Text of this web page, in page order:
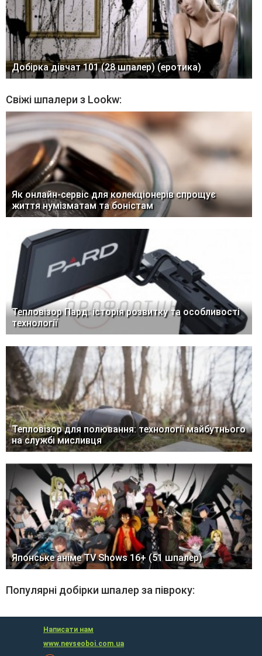
Добірка дівчат 101 (28 шпалер) (еротика)
Свіжі шпалери з Lookw:
Як онлайн-сервіс для колекціонерів спрощує
життя нумізматам та боністам
Тепловізор Пард: історія розвитку та особливості
технології
Тепловізор для полювання: технології майбутнього
на службі мисливця
Японське аніме TV Shows 16+ (51 шпалер)
Популярні добірки шпалер за півроку:
Написати нам
www.nevseoboi.com.ua